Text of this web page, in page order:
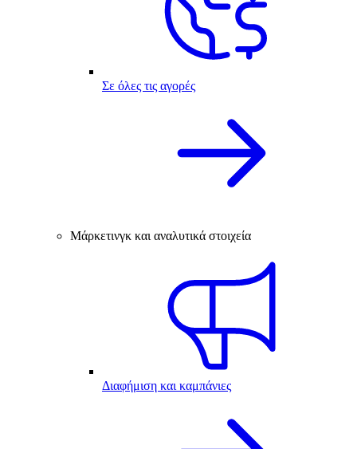
Σε όλες τις αγορές
Μάρκετινγκ και αναλυτικά στοιχεία
Διαφήμιση και καμπάνιες